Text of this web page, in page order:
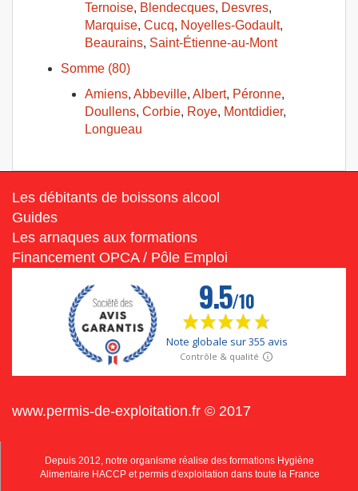
Ternoise, Blendecques, Desvres,
Marquise, Cucq, Noyelles-Godault,
Beaurains, Saint-Étienne-au-Mont
Somme (80)
Amiens, Abbeville, Albert, Péronne,
Doullens, Corbie, Roye, Montdidier,
Longueau
Les débitants de boissons alcool
Guides
Les arnaques aux formations
Financement OPCA / Pôle Emploi
www.permis-de-exploitation.fr © 2017
Depuis 2012, notre organisme réalise des formations Hygiène
Alimentaire HACCP et permis d'exploitation dans toute la France